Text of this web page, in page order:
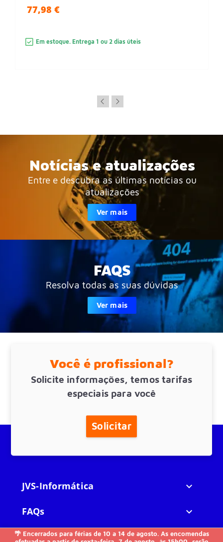
🌴 Encerrados para férias de 10 a 14 de agosto. As encomendas
77,98 €
Em estoque. Entrega 1 ou 2 dias úteis
Notícias e atualizações
Entre e descubra as últimas notícias ou
atualizações
Ver mais
FAQS
Resolva todas as suas dúvidas
Ver mais
Você é profissional?
Solicite informações, temos tarifas
especiais para você
Solicitar
JVS-Informática 
FAQs 
Outros 